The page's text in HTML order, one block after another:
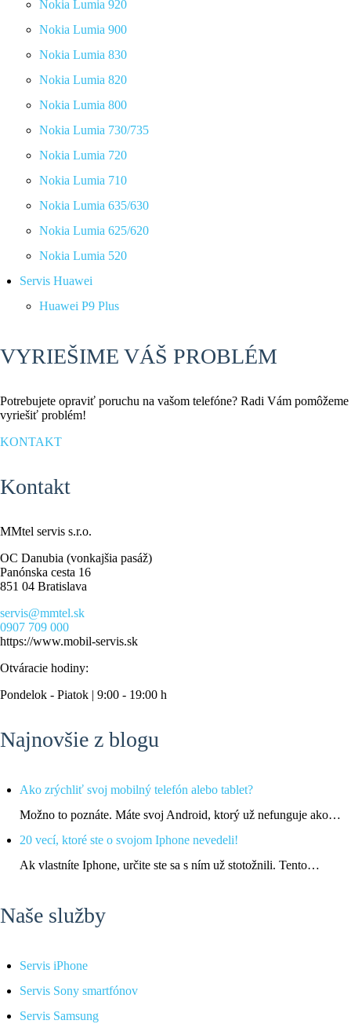
Nokia Lumia 920
Nokia Lumia 900
Nokia Lumia 830
Nokia Lumia 820
Nokia Lumia 800
Nokia Lumia 730/735
Nokia Lumia 720
Nokia Lumia 710
Nokia Lumia 635/630
Nokia Lumia 625/620
Nokia Lumia 520
Servis Huawei
Huawei P9 Plus
VYRIEŠIME VÁŠ PROBLÉM
Potrebujete opraviť poruchu na vašom telefóne? Radi Vám pomôžeme
vyriešiť problém!
KONTAKT
Kontakt
MMtel servis s.r.o.
OC Danubia (vonkajšia pasáž)
Panónska cesta 16
851 04 Bratislava
servis@mmtel.sk
0907 709 000
https://www.mobil-servis.sk
Otváracie hodiny:
Pondelok - Piatok | 9:00 - 19:00 h
Najnovšie z blogu
Ako zrýchliť svoj mobilný telefón alebo tablet?
Možno to poznáte. Máte svoj Android, ktorý už nefunguje ako…
20 vecí, ktoré ste o svojom Iphone nevedeli!
Ak vlastníte Iphone, určite ste sa s ním už stotožnili. Tento…
Naše služby
Servis iPhone
Servis Sony smartfónov
Servis Samsung